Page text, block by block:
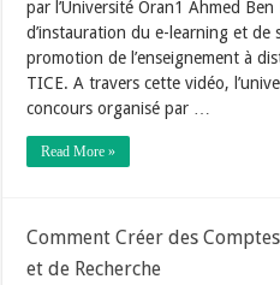
par l’Université Oran1 Ahmed
d’instauration du e-learning et de
promotion de l’enseignement à
TICE. A travers cette vidéo,
concours organisé par …
Read More »
Comment Créer des
et de Recherche